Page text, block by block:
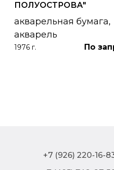
ПОЛУОСТРОВА"
акварельная бумага,
акварель
1976 г. По
+7 (926) 220-16-